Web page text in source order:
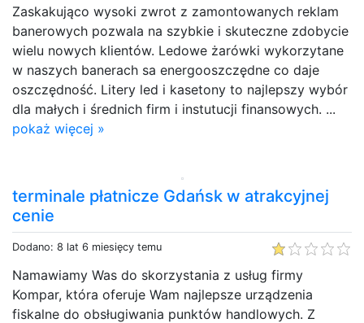
Zaskakująco wysoki zwrot z zamontowanych reklam
banerowych pozwala na szybkie i skuteczne zdobycie
wielu nowych klientów. Ledowe żarówki wykorzytane
w naszych banerach sa energooszczędne co daje
oszczędność. Litery led i kasetony to najlepszy wybór
dla małych i średnich firm i instutucji finansowych. ...
pokaż więcej »
terminale płatnicze Gdańsk w atrakcyjnej
cenie
Dodano: 8 lat 6 miesięcy temu
Namawiamy Was do skorzystania z usług firmy
Kompar, która oferuje Wam najlepsze urządzenia
fiskalne do obsługiwania punktów handlowych. Z